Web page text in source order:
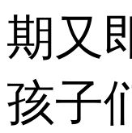
期又
孩子